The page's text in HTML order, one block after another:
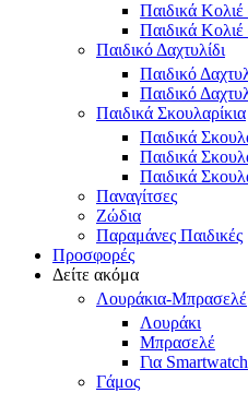
Παιδικά
Παιδικά
Παιδικό Δαχτυλίδι
Παιδικό
Παιδικό
Παιδικά Σκουλαρίκια
Παιδικά
Παιδικά
Παιδικά
Παναγίτσες
Ζώδια
Παραμάνες Παιδικές
Προσφορές
Δείτε ακόμα
Λουράκια-Μπρασελέ
Λουράκι
Μπρασελέ
Για Smartwatch
Γάμος